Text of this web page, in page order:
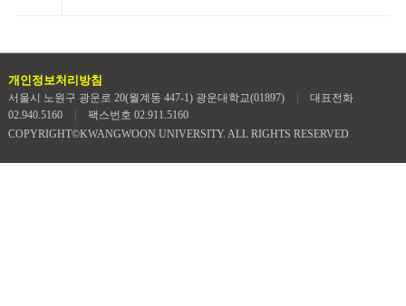
개인정보처리방침
서울시 노원구 광운로 20(월계동 447-1) 광운대학교(01897)
대표전화
02.940.5160
팩스번호 02.911.5160
COPYRIGHT©KWANGWOON UNIVERSITY. ALL RIGHTS RESERVED